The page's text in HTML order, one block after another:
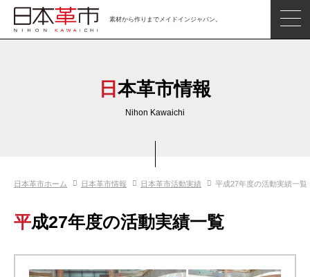
素材から作りまでメイドインジャパン。
革市通信
日本の革の良さを知ろう
閲覧したアイテム
日本革市情報
Nihon Kawaichi
日本革市ホーム 日本革市情報 日本革市活動実績 平成27年度の活動実績一覧
平成27年度の活動実績一覧